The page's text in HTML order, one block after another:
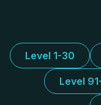
Level 1-30
Level